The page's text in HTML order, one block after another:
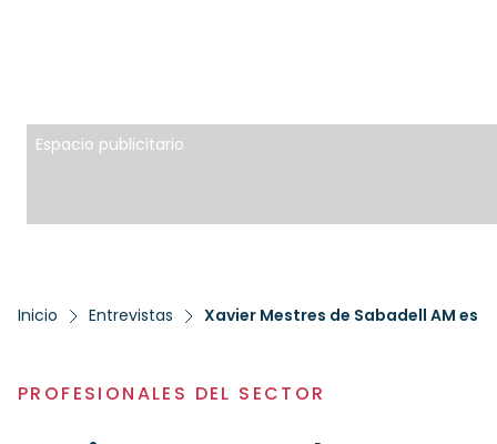
Espacio publicitario
Inicio Entrevistas Xavier Mestres de Sabadell AM es
PROFESIONALES DEL SECTOR